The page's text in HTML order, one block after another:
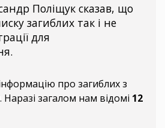
Поліщук сказав, що
загиблих так і не
для
про загиблих з
загалом нам відомі 12